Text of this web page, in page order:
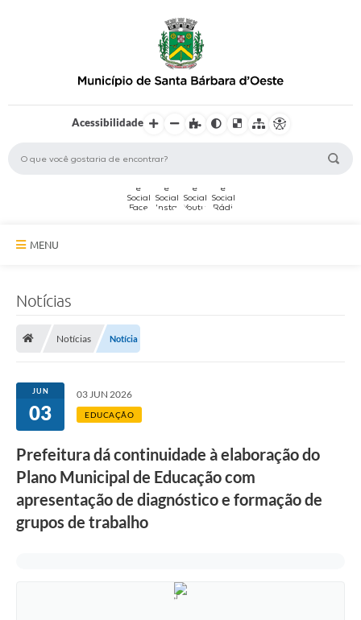
Acessibilidade
MENU
Serviços Online
Transparência
Legislação
Covid-19
Imóveis
Notícias
Notícias Notícia
JUN
03
03 JUN 2026
EDUCAÇÃO
Prefeitura dá continuidade à elaboração do
Plano Municipal de Educação com
apresentação de diagnóstico e formação de
grupos de trabalho